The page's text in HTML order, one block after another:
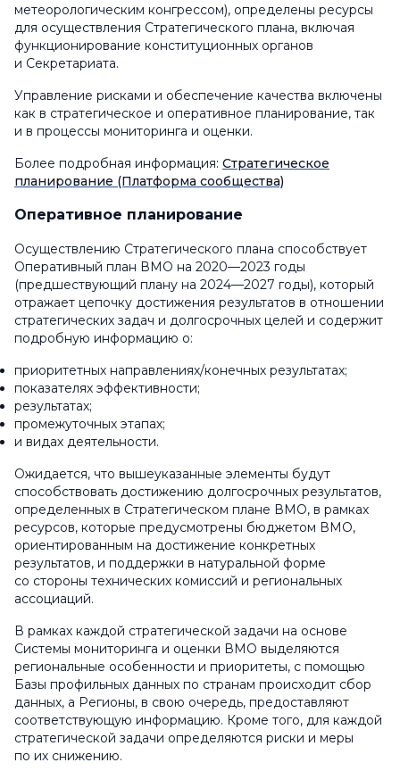
метеорологическим конгрессом), определены ресурсы
для осуществления Стратегического плана, включая
функционирование конституционных органов
и Секретариата.
Управление рисками и обеспечение качества включены
как в стратегическое и оперативное планирование, так
и в процессы мониторинга и оценки.
Более подробная информация: Стратегическое
планирование (Платформа сообщества)
Оперативное планирование
Осуществлению Стратегического плана способствует
Оперативный план ВМО на 2020—2023 годы
(предшествующий плану на 2024—2027 годы), который
отражает цепочку достижения результатов в отношении
стратегических задач и долгосрочных целей и содержит
подробную информацию о:
приоритетных направлениях/конечных результатах;
показателях эффективности;
результатах;
промежуточных этапах;
и видах деятельности.
Ожидается, что вышеуказанные элементы будут
способствовать достижению долгосрочных результатов,
определенных в Стратегическом плане ВМО, в рамках
ресурсов, которые предусмотрены бюджетом ВМО,
ориентированным на достижение конкретных
результатов, и поддержки в натуральной форме
со стороны технических комиссий и региональных
ассоциаций.
В рамках каждой стратегической задачи на основе
Системы мониторинга и оценки ВМО выделяются
региональные особенности и приоритеты, с помощью
Базы профильных данных по странам происходит сбор
данных, а Регионы, в свою очередь, предоставляют
соответствующую информацию. Кроме того, для каждой
стратегической задачи определяются риски и меры
по их снижению.